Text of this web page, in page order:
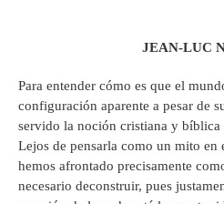
JEAN-LUC
Para entender cómo es que el
configuración aparente a pesar de
servido la noción cristiana y bíblica
Lejos de pensarla como un mito en
hemos afrontado precisamente
necesario deconstruir, pues